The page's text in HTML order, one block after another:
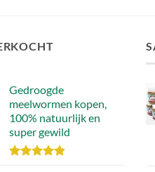
Gedroogde
meelwormen kopen,
100% natuurlijk en
super gewild